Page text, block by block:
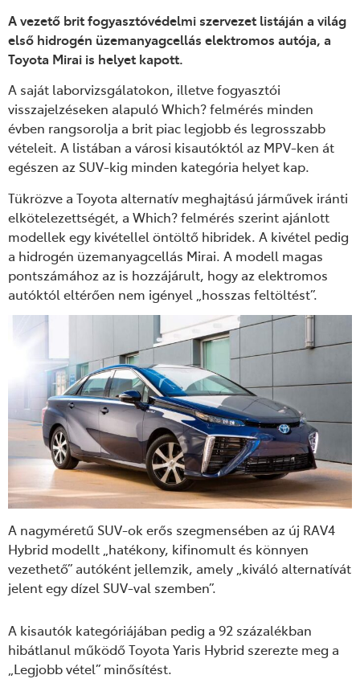
A vezető brit fogyasztóvédelmi szervezet listáján a világ
első hidrogén üzemanyagcellás elektromos autója, a
Toyota Mirai is helyet kapott.
A saját laborvizsgálatokon, illetve fogyasztói
visszajelzéseken alapuló Which? felmérés minden
évben rangsorolja a brit piac legjobb és legrosszabb
vételeit. A listában a városi kisautóktól az MPV-ken át
egészen az SUV-kig minden kategória helyet kap.
Tükrözve a Toyota alternatív meghajtású járművek iránti
elkötelezettségét, a Which? felmérés szerint ajánlott
modellek egy kivétellel öntöltő hibridek. A kivétel pedig
a hidrogén üzemanyagcellás Mirai. A modell magas
pontszámához az is hozzájárult, hogy az elektromos
autóktól eltérően nem igényel „hosszas feltöltést”.
A nagyméretű SUV-ok erős szegmensében az új RAV4
Hybrid modellt „hatékony, kifinomult és könnyen
vezethető” autóként jellemzik, amely „kiváló alternatívát
jelent egy dízel SUV-val szemben”.
A kisautók kategóriájában pedig a 92 százalékban
hibátlanul működő Toyota Yaris Hybrid szerezte meg a
„Legjobb vétel” minősítést.